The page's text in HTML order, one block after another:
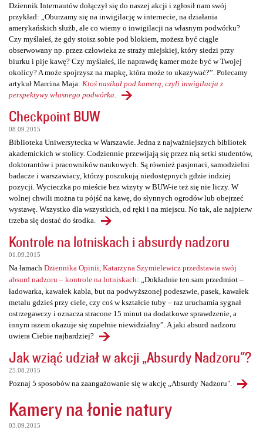
Dziennik Internautów dołączył się do naszej akcji i zgłosił nam swój
przykład: „Oburzamy się na inwigilację w internecie, na działania
amerykańskich służb, ale co wiemy o inwigilacji na własnym podwórku?
Czy myślałeś, że gdy stoisz sobie pod blokiem, możesz być ciągle
obserwowany np. przez człowieka ze straży miejskiej, który siedzi przy
biurku i pije kawę? Czy myślałeś, ile naprawdę kamer może być w Twojej
okolicy? A może spojrzysz na mapkę, która może to ukazywać?”. Polecamy
artykuł Marcina Maja: Ktoś nasikał pod kamerą, czyli inwigilacja z
perspektywy własnego podwórka
Checkpoint BUW
08.09.2015
Biblioteka Uniwersytecka w Warszawie. Jedna z najważniejszych bibliotek
akademickich w stolicy. Codziennie przewijają się przez nią setki studentów,
doktorantów i pracowników naukowych. Są również pasjonaci, samodzielni
badacze i warszawiacy, którzy poszukują niedostępnych gdzie indziej
pozycji. Wycieczka po mieście bez wizyty w BUW-ie też się nie liczy. W
wolnej chwili można tu pójść na kawę, do słynnych ogrodów lub obejrzeć
wystawę. Wszystko dla wszystkich, od ręki i na miejscu. No tak, ale najpierw
trzeba się dostać do środka.
Kontrole na lotniskach i absurdy nadzoru
01.09.2015
Na łamach Dziennika Opinii, Katarzyna Szymielewicz przedstawia swój
absurd nadzoru – kontrole na lotniskach: „Dokładnie ten sam przedmiot –
ładowarka, kawałek kabla, but na podwyższonej podeszwie, pasek, kawałek
metalu gdzieś przy ciele, czy coś w kształcie tuby – raz uruchamia sygnał
ostrzegawczy i oznacza stracone 15 minut na dodatkowe sprawdzenie, a
innym razem okazuje się zupełnie niewidzialny”. A jaki absurd nadzoru
uwiera Ciebie najbardziej?
Jak wziąć udział w akcji „Absurdy Nadzoru"?
25.08.2015
Poznaj 5 sposobów na zaangażowanie się w akcję „Absurdy Nadzoru".
Kamery na łonie natury
03.09.2015